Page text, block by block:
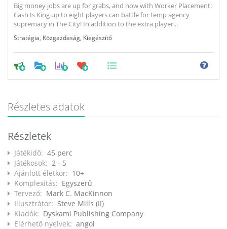
Big money jobs are up for grabs, and now with Worker Placement:
Cash Is King up to eight players can battle for temp agency
supremacy in The City! In addition to the extra player...
Stratégia Közgazdaság Kiegészítő
0
Részletes adatok
Részletek
Játékidő: 45 perc
Játékosok: 2 - 5
Ajánlott életkor: 10+
Komplexitás: Egyszerű
Tervező: Mark C. MacKinnon
Illusztrátor: Steve Mills (II)
Kiadók: Dyskami Publishing Company
Elérhető nyelvek: angol